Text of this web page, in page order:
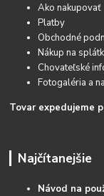
Ako nakupovať
Platby
Obchodné
Nákup na
Chovateľské
Fotogaléria a
Tovar expedujeme
Najčítanejšie
Návod na